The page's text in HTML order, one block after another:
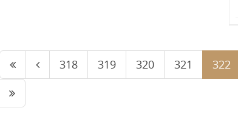
318 319 320 321 322